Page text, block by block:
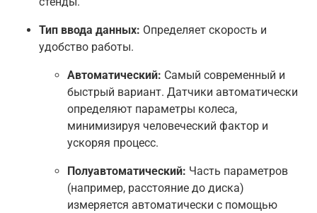
Тип ввода данных: Определяет скорость и
удобство работы.
Автоматический: Самый современный и
быстрый вариант. Датчики автоматически
определяют параметры колеса,
минимизируя человеческий фактор и
ускоряя процесс.
Полуавтоматический: Часть параметров
(например, расстояние до диска)
измеряется автоматически с помощью